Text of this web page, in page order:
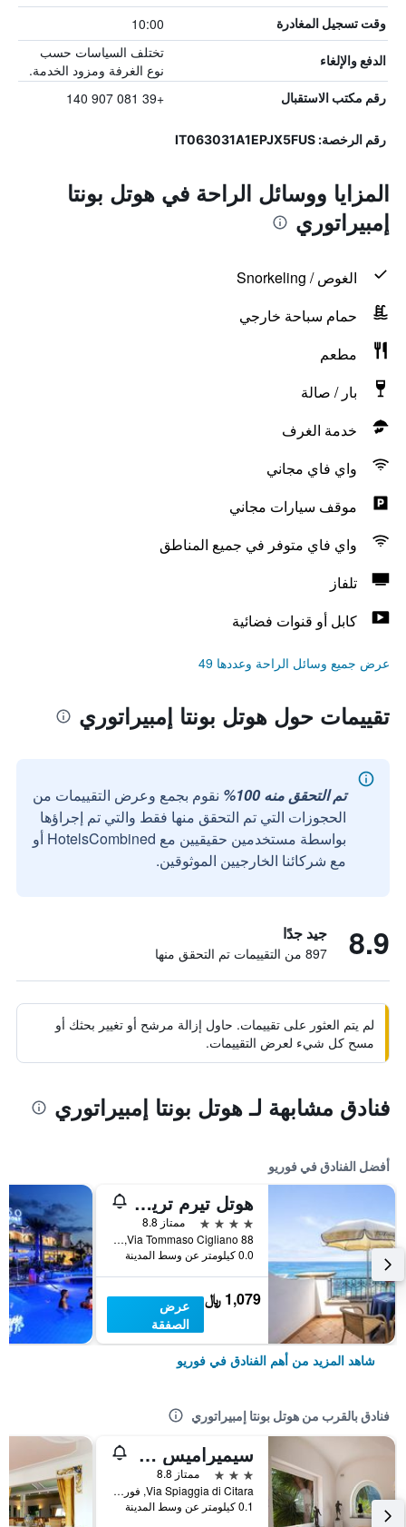
وقت تسجيل المغادرة 10:00
الدفع والإلغاء
تختلف السياسات حسب
نوع الغرفة ومزود الخدمة.
رقم مكتب الاستقبال +39 081 907 140
رقم الرخصة: IT063031A1EPJX5FUS
المزايا ووسائل الراحة في هوتل بونتا
إمبيراتوري
الغوص / Snorkeling
حمام سباحة خارجي
مطعم
بار / صالة
خدمة الغرف
واي فاي مجاني
موقف سيارات مجاني
واي فاي متوفر في جميع المناطق
تلفاز
كابل أو قنوات فضائية
عرض جميع وسائل الراحة وعددها 49
تقييمات حول هوتل بونتا إمبيراتوري
تم التحقق منه 100%
نقوم بجمع وعرض التقييمات من
الحجوزات التي تم التحقق منها فقط والتي تم إجراؤها
بواسطة مستخدمين حقيقيين مع HotelsCombined أو
مع شركائنا الخارجيين الموثوقين.
8.9 جيد جدًا
897 من التقييمات تم التحقق منها
لم يتم العثور على تقييمات. حاول إزالة مرشح أو تغيير بحثك أو
مسح كل شيء لعرض التقييمات.
فنادق مشابهة لـ هوتل بونتا إمبيراتوري
أفضل الفنادق في فوريو
هوتل تيرم تريتون ريزورت آند سبا
4 نجوم
ممتاز 8.8
Via Tommaso Cigliano 88, فوريو, مقاطعة نابولي, إيطاليا
0.0 كيلومتر عن وسط المدينة
1,079 ﷼
عرض
الصفقة
شاهد المزيد من أهم الفنادق في فوريو
فنادق بالقرب من هوتل بونتا إمبيراتوري
سيميراميس هوتل دو شرم
3 نجوم
ممتاز 8.8
Via Spiaggia di Citara, فوريو, مقاطعة نابولي, إيطاليا
0.1 كيلومتر عن وسط المدينة